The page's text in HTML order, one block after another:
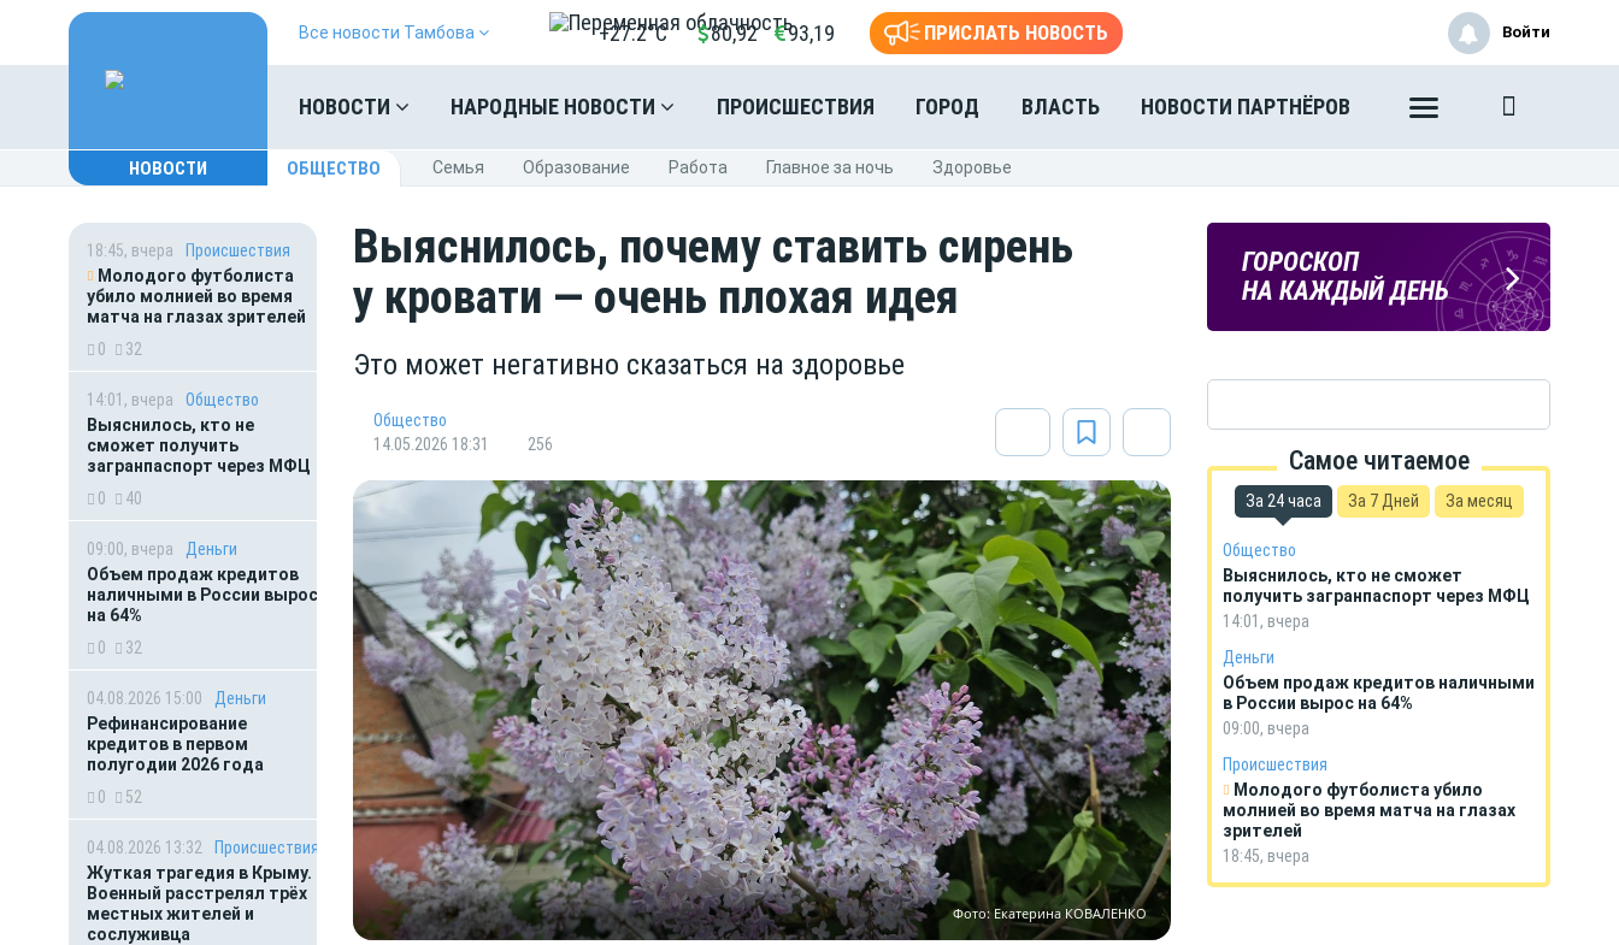
Все новости Тамбова +27.2°C 80,92 93,19 ПРИСЛАТЬ НОВОСТЬ
НОВОСТИ НАРОДНЫЕ НОВОСТИ ПРОИСШЕСТВИЯ ГОРОД ВЛАСТЬ НОВОСТИ ПАРТНЁРОВ
Войти
НОВОСТИ ОБЩЕСТВО Cемья Oбразование Pабота Главное за ночь Здоровье
18:45, вчера
Происшествия
Молодого футболиста
убило молнией во время
матча на глазах зрителей
0
32
14:01, вчера
Общество
Выяснилось, кто не
сможет получить
загранпаспорт через МФЦ
0
40
09:00, вчера
Деньги
Объем продаж кредитов
наличными в России вырос
на 64%
0
32
04.08.2026 15:00
Деньги
Рефинансирование
кредитов в первом
полугодии 2026 года
0
52
04.08.2026 13:32
Происшествия
Жуткая трагедия в Крыму.
Военный расстрелял трёх
местных жителей и
сослуживца
Выяснилось, почему ставить сирень
у кровати — очень плохая идея
Это может негативно сказаться на здоровье
Общество
14.05.2026 18:31
256
Фото: Екатерина КОВАЛЕНКО
ПОГОДА
В ТАМБОВЕ
ГОРОСКОП
НА КАЖДЫЙ ДЕНЬ
Самое читаемое
За 24 часа За 7 Дней За месяц
Общество
Выяснилось, кто не сможет
получить загранпаспорт через МФЦ
14:01, вчера
Деньги
Объем продаж кредитов наличными
в России вырос на 64%
09:00, вчера
Происшествия
Молодого футболиста убило
молнией во время матча на глазах
зрителей
18:45, вчера